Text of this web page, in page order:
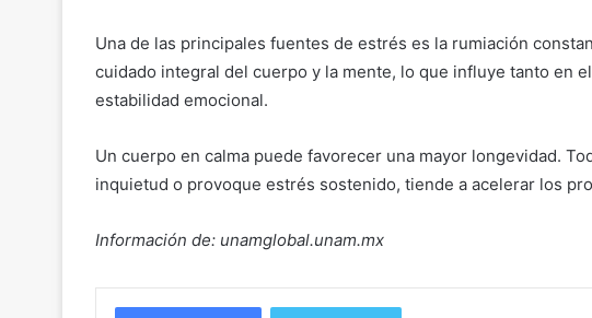
Una de las principales fuentes de estrés es la rumiación
cuidado integral del cuerpo y la mente, lo que influye tanto en
estabilidad emocional.
Un cuerpo en calma puede favorecer una mayor longevidad.
inquietud o provoque estrés sostenido, tiende a acelerar los
Información de: unamglobal.unam.mx